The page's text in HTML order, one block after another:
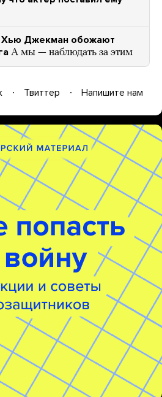
Хью Джекман обожают
А мы — наблюдать за этим
Твиттер Напишите нам